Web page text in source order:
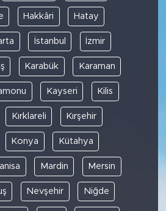
Hakkâri Hatay
İstanbul İzmir
Karabük Karaman
Kayseri Kilis
Kırklareli Kırşehir
Konya Kütahya
Mardin Mersin
Nevşehir Niğde